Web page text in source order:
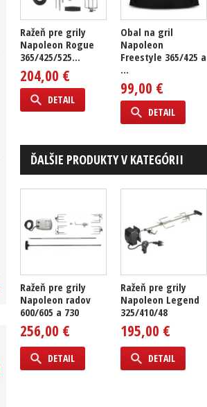
Ražeň pre grily
Napoleon Rogue
365/425/525...
204,00 €
DETAIL
Obal na gril
Napoleon
Freestyle 365/425 a
...
99,00 €
DETAIL
ĎALŠIE PRODUKTY V KATEGÓRII
Ražeň pre grily
Napoleon radov
600/605 a 730
256,00 €
DETAIL
Ražeň pre grily
Napoleon Legend
325/410/48
195,00 €
DETAIL